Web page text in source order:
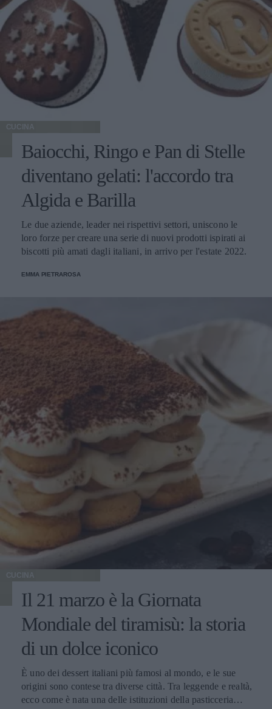
CUCINA
Baiocchi, Ringo e Pan di Stelle
diventano gelati: l'accordo tra
Algida e Barilla
Le due aziende, leader nei rispettivi settori, uniscono le
loro forze per creare una serie di nuovi prodotti ispirati ai
biscotti più amati dagli italiani, in arrivo per l'estate 2022.
EMMA PIETRAROSA
CUCINA
Il 21 marzo è la Giornata
Mondiale del tiramisù: la storia
di un dolce iconico
È uno dei dessert italiani più famosi al mondo, e le sue
origini sono contese tra diverse città. Tra leggende e realtà,
ecco come è nata una delle istituzioni della pasticceria